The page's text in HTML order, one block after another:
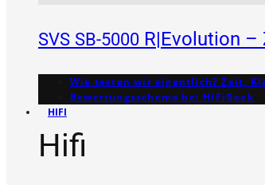
SVS SB-5000 R|Evolution –
Wie testen wir eigentlich? Zeit,
Bewertungs­schema bei HiFiGeek
HIFI
Hifi